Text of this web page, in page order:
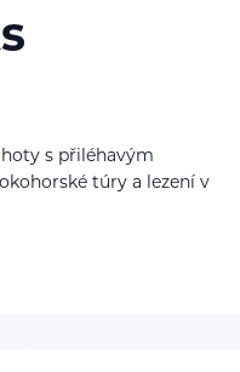
s přiléhavým
túry a lezení v